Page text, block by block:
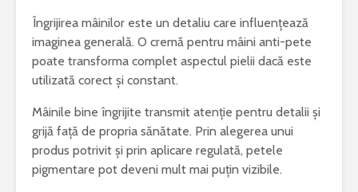
Îngrijirea mâinilor este un detaliu care influențează
imaginea generală. O cremă pentru mâini anti-pete
poate transforma complet aspectul pielii dacă este
utilizată corect și constant.
Mâinile bine îngrijite transmit atenție pentru detalii și
grijă față de propria sănătate. Prin alegerea unui
produs potrivit și prin aplicare regulată, petele
pigmentare pot deveni mult mai puțin vizibile.